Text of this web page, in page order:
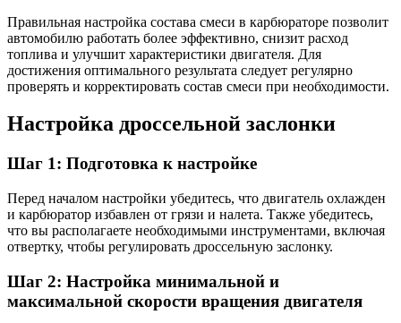
Правильная настройка состава смеси в карбюраторе позволит
автомобилю работать более эффективно, снизит расход
топлива и улучшит характеристики двигателя. Для
достижения оптимального результата следует регулярно
проверять и корректировать состав смеси при необходимости.
Настройка дроссельной заслонки
Шаг 1: Подготовка к настройке
Перед началом настройки убедитесь, что двигатель охлажден
и карбюратор избавлен от грязи и налета. Также убедитесь,
что вы располагаете необходимыми инструментами, включая
отвертку, чтобы регулировать дроссельную заслонку.
Шаг 2: Настройка минимальной и
максимальной скорости вращения двигателя